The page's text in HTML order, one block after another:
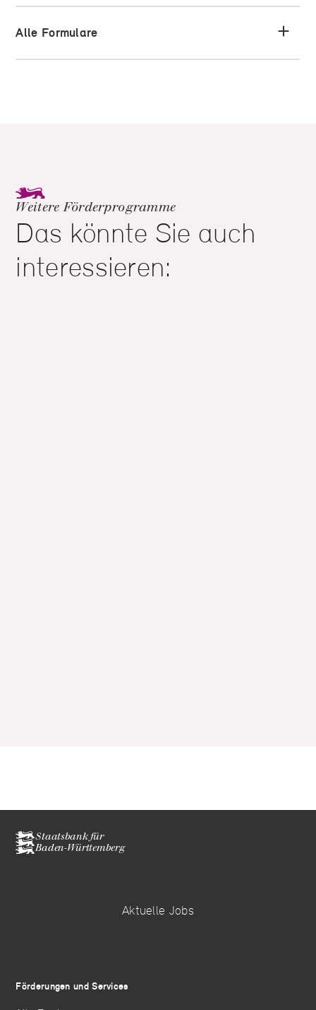
Alle Formulare
Weitere Förderprogramme
Das könnte Sie auch
interessieren:
Staatsbank für
Baden-Württemberg
Aktuelle Jobs
Förderungen und Services